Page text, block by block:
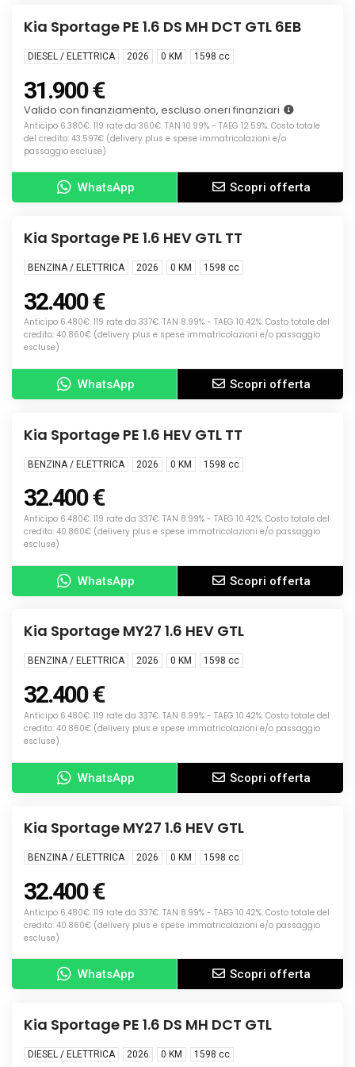
KM0
Kia Sportage PE 1.6 DS MH DCT GTL 6EB
DIESEL / ELETTRICA 2026 0 KM 1598 cc
31.900 €
Valido con finanziamento, escluso oneri finanziari
Anticipo 6.380€. 119 rate da 360€. TAN 10.99% - TAEG 12.59%. Costo totale
del credito: 43.597€ (delivery plus e spese immatricolazioni e/o
passaggio escluse)
WhatsApp Scopri offerta
NUOVA
Info
Kia Sportage PE 1.6 HEV GTL TT
BENZINA / ELETTRICA 2026 0 KM 1598 cc
32.400 €
Anticipo 6.480€. 119 rate da 337€. TAN 8.99% - TAEG 10.42%. Costo totale del
credito: 40.860€ (delivery plus e spese immatricolazioni e/o passaggio
escluse)
WhatsApp Scopri offerta
NUOVA
Info
Kia Sportage PE 1.6 HEV GTL TT
BENZINA / ELETTRICA 2026 0 KM 1598 cc
32.400 €
Anticipo 6.480€. 119 rate da 337€. TAN 8.99% - TAEG 10.42%. Costo totale del
credito: 40.860€ (delivery plus e spese immatricolazioni e/o passaggio
escluse)
WhatsApp Scopri offerta
NUOVA
Info
Kia Sportage MY27 1.6 HEV GTL
BENZINA / ELETTRICA 2026 0 KM 1598 cc
32.400 €
Anticipo 6.480€. 119 rate da 337€. TAN 8.99% - TAEG 10.42%. Costo totale del
credito: 40.860€ (delivery plus e spese immatricolazioni e/o passaggio
escluse)
WhatsApp Scopri offerta
NUOVA
Info
Kia Sportage MY27 1.6 HEV GTL
BENZINA / ELETTRICA 2026 0 KM 1598 cc
32.400 €
Anticipo 6.480€. 119 rate da 337€. TAN 8.99% - TAEG 10.42%. Costo totale del
credito: 40.860€ (delivery plus e spese immatricolazioni e/o passaggio
escluse)
WhatsApp Scopri offerta
NUOVA
Info
Kia Sportage PE 1.6 DS MH DCT GTL
DIESEL / ELETTRICA 2026 0 KM 1598 cc